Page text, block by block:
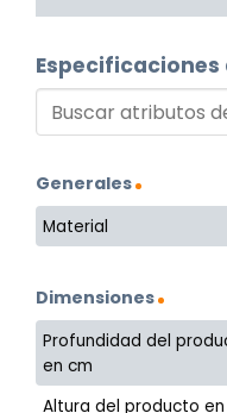
Generales
Material
Dimensiones
Profundidad del
en cm
Altura del producto en